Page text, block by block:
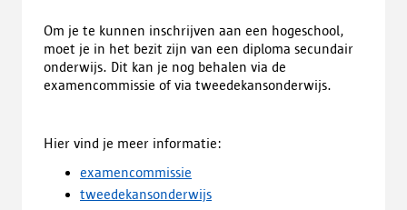
Om je te kunnen inschrijven aan een hogeschool,
moet je in het bezit zijn van een diploma secundair
onderwijs. Dit kan je nog behalen via de
examencommissie of via tweedekansonderwijs.
Hier vind je meer informatie:
examencommissie
tweedekansonderwijs